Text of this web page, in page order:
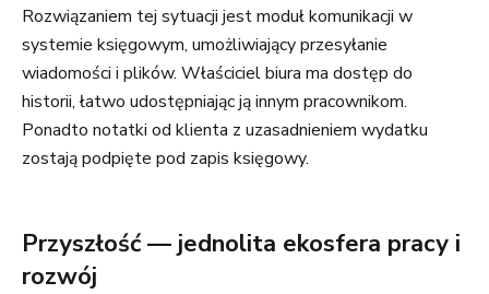
Rozwiązaniem tej sytuacji jest moduł komunikacji w
systemie księgowym, umożliwiający przesyłanie
wiadomości i plików. Właściciel biura ma dostęp do
historii, łatwo udostępniając ją innym pracownikom.
Ponadto notatki od klienta z uzasadnieniem wydatku
zostają podpięte pod zapis księgowy.
Przyszłość — jednolita ekosfera pracy i
rozwój